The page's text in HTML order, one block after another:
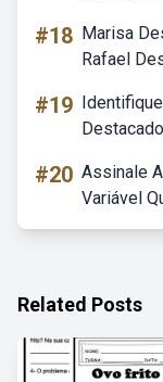
#18 Marisa
Rafael
#19
#20 Assinale
Variável
Related Posts